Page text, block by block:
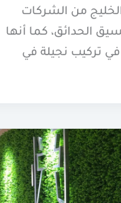
من الشركات
الحدائق، كما أنها
تركيب نجيلة في